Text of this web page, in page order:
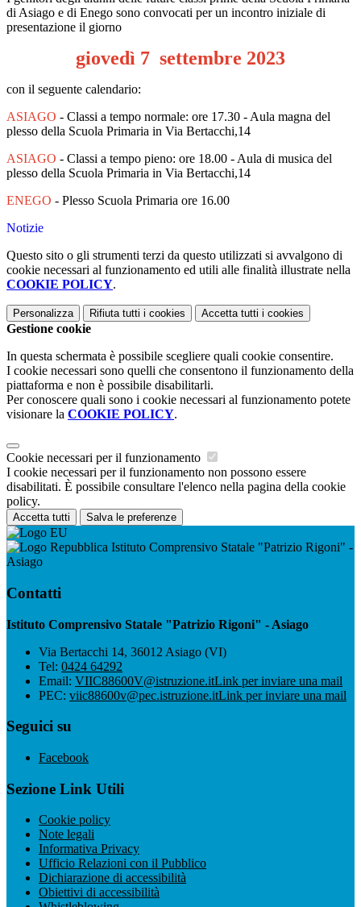
di Asiago e di Enego sono convocati per un incontro iniziale di
presentazione il giorno
giovedì 7 settembre 2023
con il seguente calendario:
ASIAGO - Classi a tempo normale: ore 17.30 - Aula magna del
plesso della Scuola Primaria in Via Bertacchi,14
ASIAGO - Classi a tempo pieno: ore 18.00 - Aula di musica del
plesso della Scuola Primaria in Via Bertacchi,14
ENEGO - Plesso Scuola Primaria ore 16.00
Notizie
Questo sito o gli strumenti terzi da questo utilizzati si avvalgono di
cookie necessari al funzionamento ed utili alle finalità illustrate nella
COOKIE POLICY.
Personalizza Rifiuta tutti i cookies Accetta tutti i cookies
Gestione cookie
In questa schermata è possibile scegliere quali cookie consentire.
I cookie necessari sono quelli che consentono il funzionamento della
piattaforma e non è possibile disabilitarli.
Per conoscere quali sono i cookie necessari al funzionamento potete
visionare la COOKIE POLICY.
Cookie necessari per il funzionamento
I cookie necessari per il funzionamento non possono essere
disabilitati. È possibile consultare l'elenco nella pagina della cookie
policy.
Accetta tutti Salva le preferenze
Istituto Comprensivo Statale "Patrizio Rigoni" -
Asiago
Contatti
Istituto Comprensivo Statale "Patrizio Rigoni" - Asiago
Via Bertacchi 14, 36012 Asiago (VI)
Tel: 0424 64292
Email: VIIC88600V@istruzione.itLink per inviare una mail
PEC: viic88600v@pec.istruzione.itLink per inviare una mail
Seguici su
Facebook
Sezione Link Utili
Cookie policy
Note legali
Informativa Privacy
Ufficio Relazioni con il Pubblico
Dichiarazione di accessibilità
Obiettivi di accessibilità